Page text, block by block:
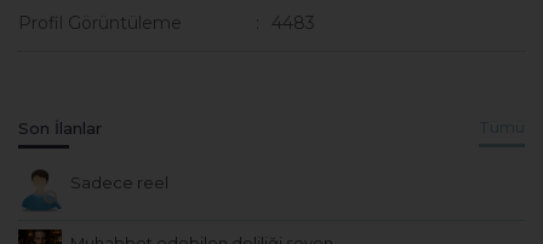
Profil Görüntüleme 4483
Son İlanlar
Sadece reel